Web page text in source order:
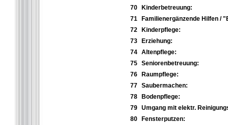
70
Kinderbetreuung:
71
Familienergänzende Hilfen /
72
Kinderpflege:
73
Erziehung:
74
Altenpflege:
75
Seniorenbetreuung:
76
Raumpflege:
77
Saubermachen:
78
Bodenpflege:
79
Umgang mit elektr.
80
Fensterputzen: